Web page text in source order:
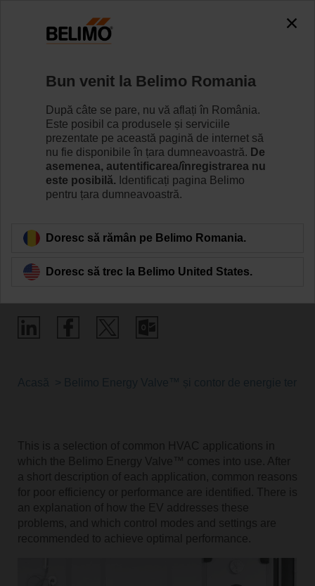
Belimo Energy
Valve™
in HVAC
Applications
This is a selection of common HVAC applications in
which the Belimo Energy Valve™ comes into use. After
a short description of each application, common reasons
for poor efficiency or performance are identified. There is
an explanation of how the EV addresses these
problems, and which control modes and settings are
recommended to achieve optimal performance.
Bun venit la Belimo Romania
După câte se pare, nu vă aflați în România.
Este posibil ca produsele și serviciile
prezentate pe această pagină de internet să
nu fie disponibile în țara dumneavoastră. De
asemenea, autentificarea/înregistrarea nu
este posibilă. Identificați pagina Belimo
pentru țara dumneavoastră.
Doresc să rămân pe Belimo Romania.
Doresc să trec la Belimo United States.